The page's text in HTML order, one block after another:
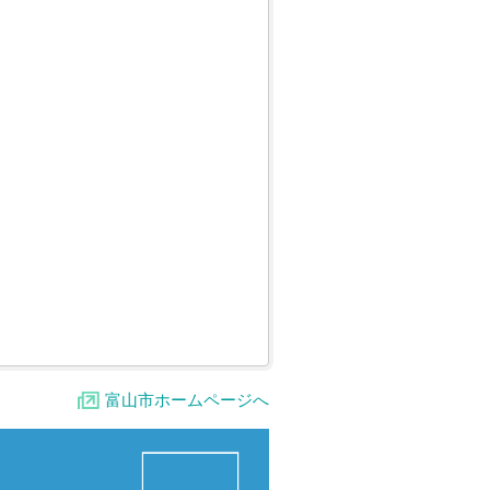
富山市ホームページへ